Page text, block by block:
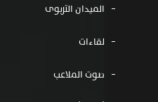
الميدان التربوى
لقاءات
صوت الملاعب